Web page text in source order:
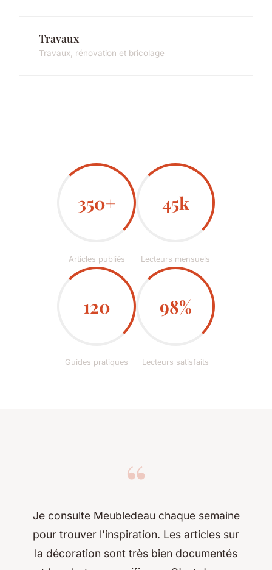
Travaux
Travaux, rénovation et bricolage
350+
Articles publiés
45k
Lecteurs mensuels
120
Guides pratiques
98%
Lecteurs satisfaits
“
Je consulte Meubledeau chaque semaine
pour trouver l'inspiration. Les articles sur
la décoration sont très bien documentés